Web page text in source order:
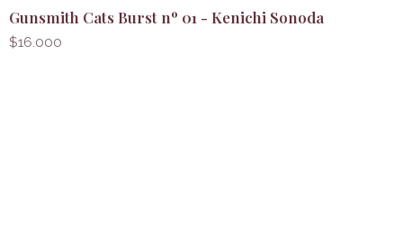
Gunsmith Cats Burst nº 01 - Kenichi Sonoda
$16.000